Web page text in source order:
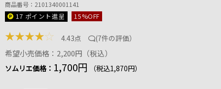
商品番号：2101340001141
17 ポイント進呈 15%OFF
★★★★☆ 4.43点 (7件の評価）
希望小売価格：2,200円（税込）
ソムリエ価格： 1,700円 （税込1,870円）